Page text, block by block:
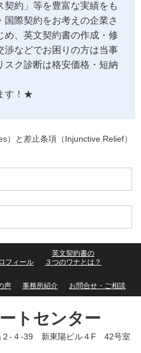
契約」等を豊富な実績をも
国際契約をお考えの企業さ
め、英文契約書の作成・修
渉などでお困りの方は当事
スク診断は格安価格・短納
す！★
）と差止条項（Injunctive Relief）
フィール
英文契約書の
３つのワナとは？
声 事務所紹介 お問合せ・ご相談
トセンター
-４-39 新東陽ビル４F 42号室